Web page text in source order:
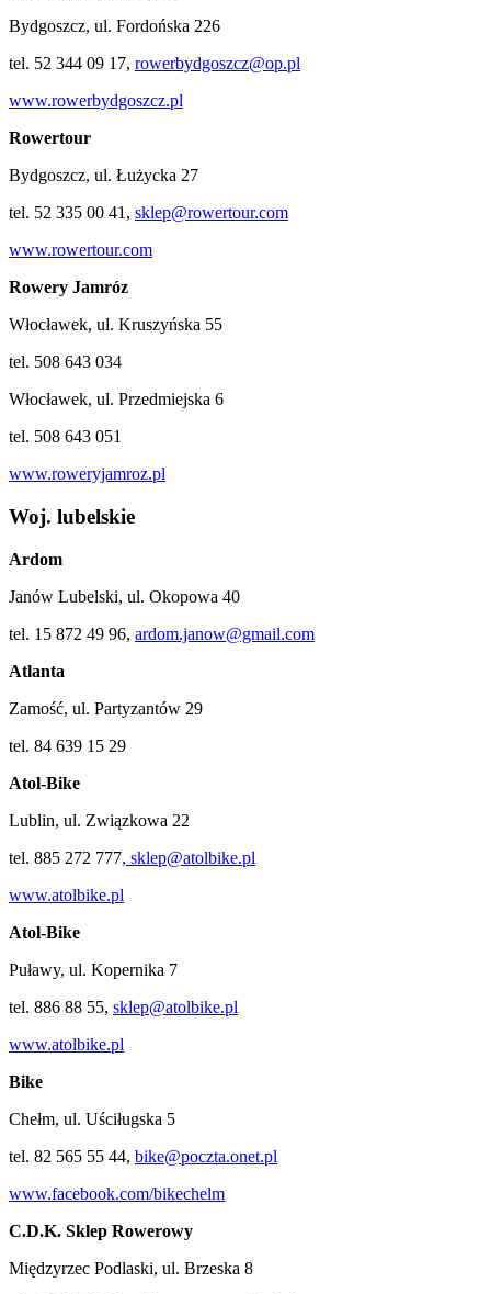
Bydgoszcz, ul. Fordońska 226
tel. 52 344 09 17, rowerbydgoszcz@op.pl
www.rowerbydgoszcz.pl
Rowertour
Bydgoszcz, ul. Łużycka 27
tel. 52 335 00 41, sklep@rowertour.com
www.rowertour.com
Rowery Jamróz
Włocławek, ul. Kruszyńska 55
tel. 508 643 034
Włocławek, ul. Przedmiejska 6
tel. 508 643 051
www.roweryjamroz.pl
Woj. lubelskie
Ardom
Janów Lubelski, ul. Okopowa 40
tel. 15 872 49 96, ardom.janow@gmail.com
Atlanta
Zamość, ul. Partyzantów 29
tel. 84 639 15 29
Atol-Bike
Lublin, ul. Związkowa 22
tel. 885 272 777, sklep@atolbike.pl
www.atolbike.pl
Atol-Bike
Puławy, ul. Kopernika 7
tel. 886 88 55, sklep@atolbike.pl
www.atolbike.pl
Bike
Chełm, ul. Uściługska 5
tel. 82 565 55 44, bike@poczta.onet.pl
www.facebook.com/bikechelm
C.D.K. Sklep Rowerowy
Międzyrzec Podlaski, ul. Brzeska 8